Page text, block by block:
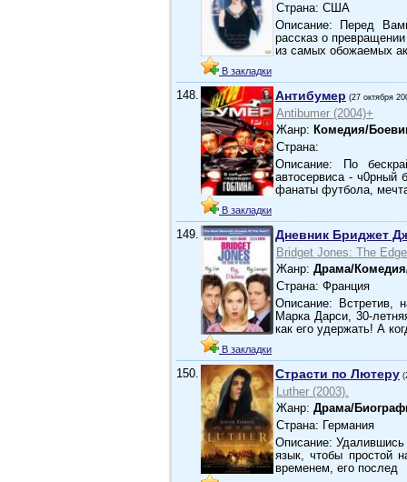
В закладки
Страна: США
Описание: Перед
рассказ о
из самых обожаемых
148.
В закладки
Антибумер (27 октября
Antibumer (2004)+
Жанр: Комедия/
Страна:
Описание: По
автосервиса - ч0рный
фанаты футбола,
149.
В закладки
Дневник Бриджет
Bridget Jones: The
Жанр: Драма/
Страна: Франция
Описание: Встретив,
Марка Дарси, 30-
как его удержать! А
150. Страсти по Лютеру
Luther (2003).
Жанр: Драма/
Страна: Германия
Описание:
язык, чтобы простой
временем, его послед